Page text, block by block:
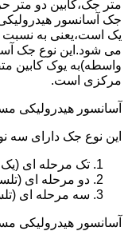
متر جک،کابین دو متر
جک آسانسور
یک است،یعنی به نسبت
می شود.این نوع جک
واسطه)به یوک کابین
مرکزی است.
آسانسور هیدرولیکی
این نوع جک دارای سه
تک مرحله ای (یک
دو مرحله ای
سه مرحله ای
آسانسور هیدرولیکی